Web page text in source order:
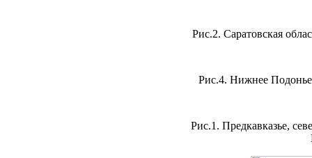
Рис.2. Саратовская
Рис.4. Нижнее
Рис.1. Предкавказье,